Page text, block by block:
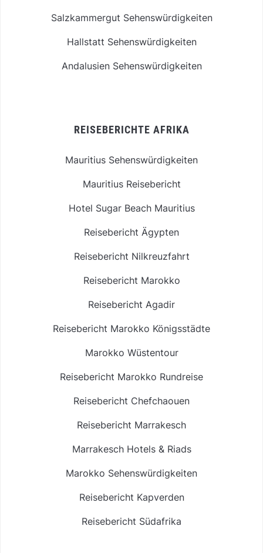
Salzkammergut Sehenswürdigkeiten
Hallstatt Sehenswürdigkeiten
Andalusien Sehenswürdigkeiten
REISEBERICHTE AFRIKA
Mauritius Sehenswürdigkeiten
Mauritius Reisebericht
Hotel Sugar Beach Mauritius
Reisebericht Ägypten
Reisebericht Nilkreuzfahrt
Reisebericht Marokko
Reisebericht Agadir
Reisebericht Marokko Königsstädte
Marokko Wüstentour
Reisebericht Marokko Rundreise
Reisebericht Chefchaouen
Reisebericht Marrakesch
Marrakesch Hotels & Riads
Marokko Sehenswürdigkeiten
Reisebericht Kapverden
Reisebericht Südafrika